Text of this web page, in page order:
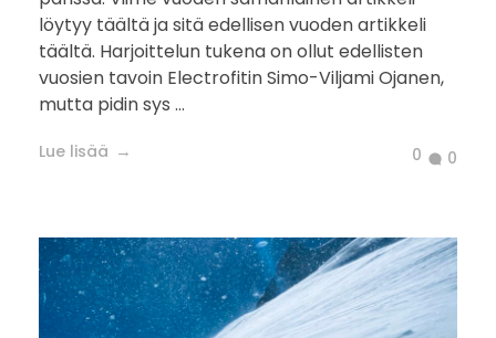
löytyy täältä ja sitä edellisen vuoden artikkeli
täältä. Harjoittelun tukena on ollut edellisten
vuosien tavoin Electrofitin Simo-Viljami Ojanen,
mutta pidin sys ...
Lue lisää 0 0